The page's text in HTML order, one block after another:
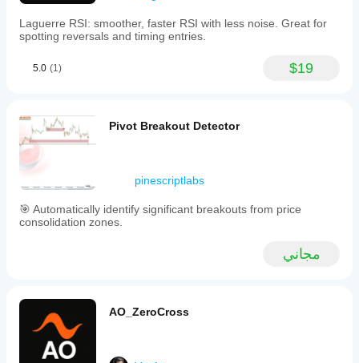
Laguerre RSI: smoother, faster RSI with less noise. Great for
spotting reversals and timing entries.
5.0 (1) $19
Pivot Breakout Detector
pinescriptlabs
🎯 Automatically identify significant breakouts from price
consolidation zones.
مجاني
AO_ZeroCross